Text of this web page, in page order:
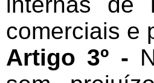
comerciais e
Artigo 3º -